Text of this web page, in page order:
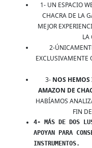
1- UN ESPACIO
CHACRA DE LA
MEJOR
LA
2-
EXCLUSIVAMENTE
3- NOS
AMAZON DE
HABÍAMOS
FIN
4- MÁS DE DOS
APOYAN PARA
INSTRUMENTOS.